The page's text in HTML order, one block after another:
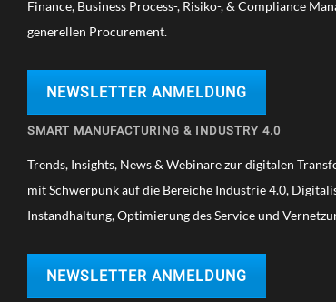
Finance, Business Process-, Risiko-, & Compliance
generellen Procurement.
NEWSLETTER ANMELDUNG
SMART MANUFACTURING & INDUSTRY 4.0
Trends, Insights, News & Webinare zur digitalen
mit Schwerpunk auf die Bereiche Industrie 4.0,
Instandhaltung, Optimierung des Service und
NEWSLETTER ANMELDUNG